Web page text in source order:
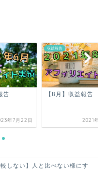
告
年7月22日
収益報告
【8月】収益報告
2021年9
較しない】人と比べない様にす